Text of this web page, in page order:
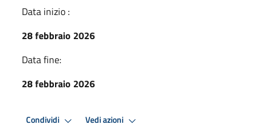
Data inizio :
28 febbraio 2026
Data fine:
28 febbraio 2026
Condividi Vedi azioni